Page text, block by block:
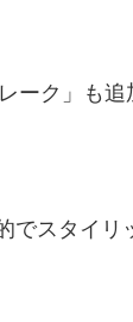
ーク」も追
でスタイリ